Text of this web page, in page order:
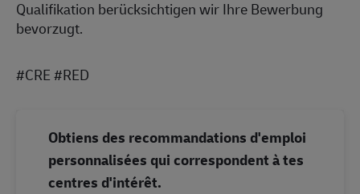
Qualifikation berücksichtigen wir Ihre Bewerbung
bevorzugt.
#CRE #RED
Obtiens des recommandations d'emploi
personnalisées qui correspondent à tes
centres d'intérêt.